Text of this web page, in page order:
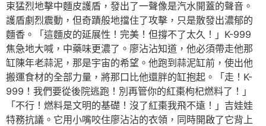
束猛烈地擊中麵皮護盾，發出了一聲像是汽水開蓋的聲音。
護盾劇烈震動，但奇蹟般地擋住了攻擊，只是散發出濃郁的
麵香。「這麵皮的延展性！完美！但撐不了太久！」K-999
焦急地大喊，中藥味更濃了。廖沾沾知道，他必須帶走他那
缸陳年老蒜泥，那是宇宙的希望。他跑到蒜泥缸前，使出他
搬運食材的全部力量，將那口比他還胖的缸抱起。「走！K-
999！我們要從後院逃跑！別再管你的紅棗枸杞燃料了！」
「不行！燃料是文明的基礎！沒了紅棗我飛不遠！」吉娃娃
特務抗議。它用小嘴咬住廖沾沾的衣領，同時開啟了它背上